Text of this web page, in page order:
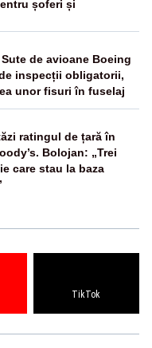
șoferi și
de avioane Boeing
inspecții obligatorii,
unor fisuri în fuselaj
ratingul de țară în
Bolojan: „Trei
care stau la baza
TikTok